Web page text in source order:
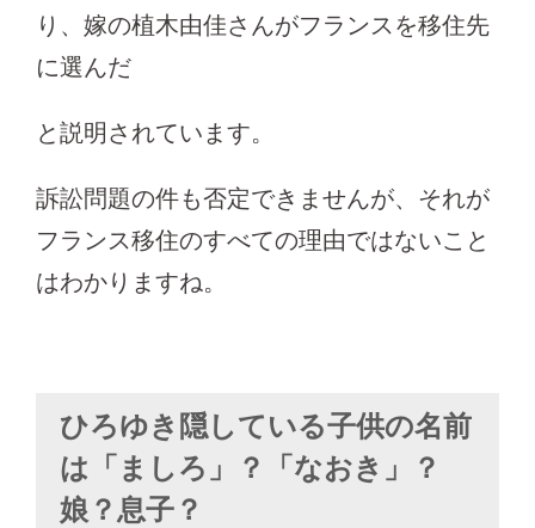
り、嫁の植木由佳さんがフランスを移住先
に選んだ
と説明されています。
訴訟問題の件も否定できませんが、それが
フランス移住のすべての理由ではないこと
はわかりますね。
ひろゆき隠している子供の名前
は「ましろ」？「なおき」？
娘？息子？